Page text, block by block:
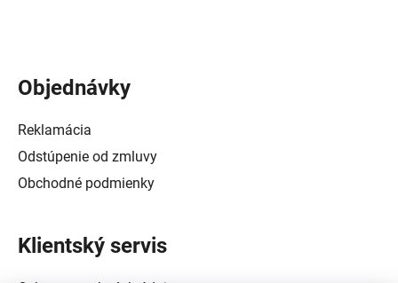
Objednávky
Reklamácia
Odstúpenie od zmluvy
Obchodné podmienky
Klientský servis